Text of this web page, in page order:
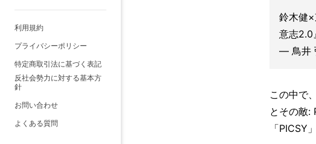
利用規約
プライバシーポリシー
特定商取引法に基づく表記
反社会勢力に対する基本方
針
お問い合わせ
よくある質問
鈴木健
意志2.0
— 鳥井
この中で
とその敵:
「PICSY